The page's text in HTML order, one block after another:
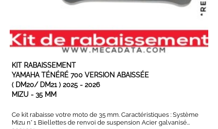
KIT RABAISSEMENT
YAMAHA TÉNÉRÉ 700 VERSION ABAISSÉE
( DM20/ DM21 ) 2025 - 2026
MIZU - 35 MM
Ce kit rabaisse votre moto de 35 mm. Caractéristiques : Système
Mizu n° 1 Biellettes de renvoi de suspension Acier galvanisé...